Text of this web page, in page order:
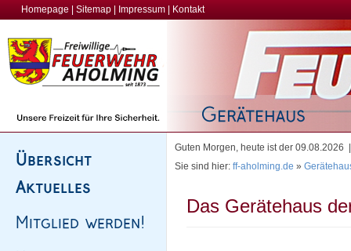
Homepage Sitemap Impressum Kontakt
Guten Morgen, heute ist der
Sie sind hier: ff-aholming.de »
Das Gerätehaus